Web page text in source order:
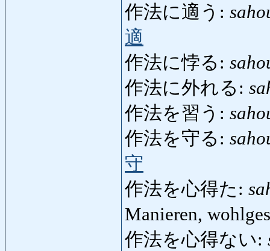
作法に適う:
適
作法に悖る:
作法に外れる:
作法を習う:
作法を守る:
守
作法を心得た:
Manieren,
作法を心得ない: